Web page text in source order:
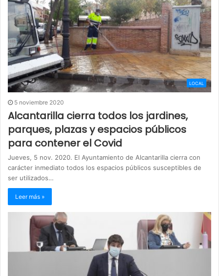
LOCAL
5 noviembre 2020
Alcantarilla cierra todos los jardines,
parques, plazas y espacios públicos
para contener el Covid
Jueves, 5 nov. 2020. El Ayuntamiento de Alcantarilla cierra con
carácter inmediato todos los espacios públicos susceptibles de
ser utilizados…
Leer más »